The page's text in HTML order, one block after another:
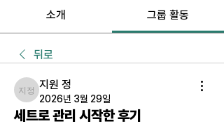
소개 그룹 활동
뒤로
지원 정
지원 정
2026년 3월 29일
세트로 관리 시작한 후기